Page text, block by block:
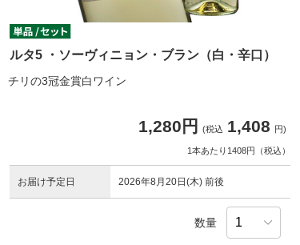
ルタ5 ・ソーヴィニョン・ブラン（白・辛口）
チリの3冠金賞白ワイン
1,280円 (税込 1,408 円)
1本あたり1408円（税込）
お届け予定日 2026年8月20日(木) 前後
数量